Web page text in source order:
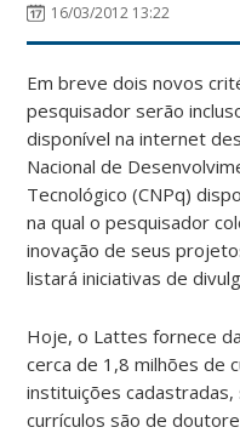
16/03/2012 13:22
Em breve dois novos
pesquisador serão
disponível na internet
Nacional de
Tecnológico (CNPq)
na qual o pesquisador
inovação de seus
listará iniciativas de
Hoje, o Lattes fornece
cerca de 1,8 milhões de
instituições
currículos são de